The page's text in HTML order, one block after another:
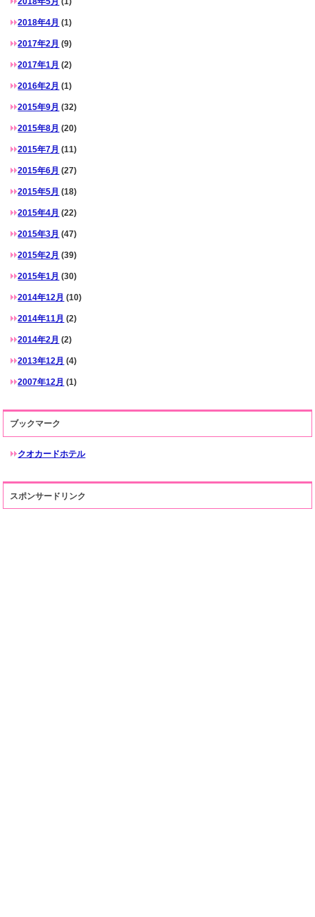
2018年4月 (1)
2017年2月 (9)
2017年1月 (2)
2016年2月 (1)
2015年9月 (32)
2015年8月 (20)
2015年7月 (11)
2015年6月 (27)
2015年5月 (18)
2015年4月 (22)
2015年3月 (47)
2015年2月 (39)
2015年1月 (30)
2014年12月 (10)
2014年11月 (2)
2014年2月 (2)
2013年12月 (4)
2007年12月 (1)
ブックマーク
クオカードホテル
スポンサードリンク